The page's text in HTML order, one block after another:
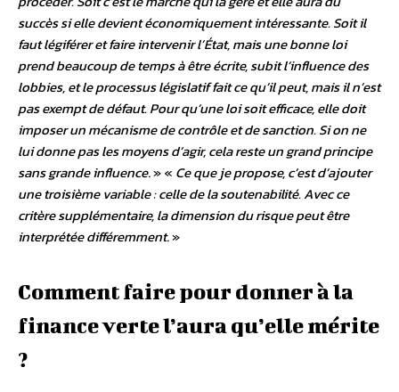
succès si elle devient économiquement intéressante. Soit il
faut légiférer et faire intervenir l’État, mais une bonne loi
prend beaucoup de temps à être écrite, subit l’influence des
lobbies, et le processus législatif fait ce qu’il peut, mais il n’est
pas exempt de défaut. Pour qu’une loi soit efficace, elle doit
imposer un mécanisme de contrôle et de sanction. Si on ne
lui donne pas les moyens d’agir, cela reste un grand principe
sans grande influence. » « Ce que je propose, c’est d’ajouter
une troisième variable : celle de la soutenabilité. Avec ce
critère supplémentaire, la dimension du risque peut être
interprétée différemment. »
Comment faire pour donner à la
finance verte l’aura qu’elle mérite
?